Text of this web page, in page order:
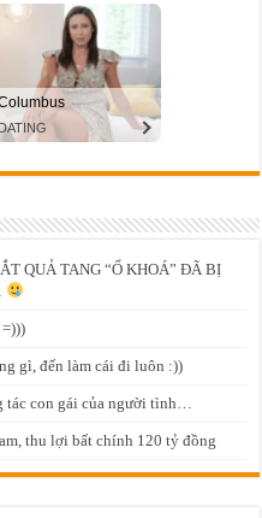
QUẢ TANG “Ổ KHOÁ” ĐÃ BỊ
gì, đến làm cái đi luôn :))
tác con gái của người tình…
thu lợi bất chính 120 tỷ đồng